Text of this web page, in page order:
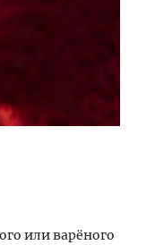
или варёного